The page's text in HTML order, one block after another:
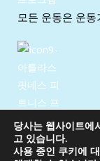
모든 운동은 운
시간과 비용 절약
요가 없습니다.
당사는 웹사이트에
고 있습니다.
사용 중인 쿠키에